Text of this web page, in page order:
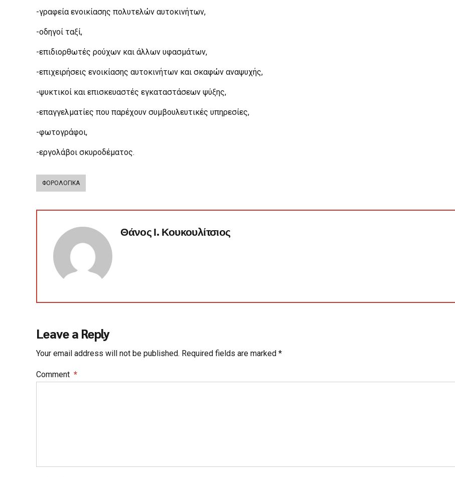
-γραφεία ενοικίασης πολυτελών αυτοκινήτων,
-οδηγοί ταξί,
-επιδιορθωτές ρούχων και άλλων υφασμάτων,
-επιχειρήσεις ενοικίασης αυτοκινήτων και σκαφών αναψυχής,
-ψυκτικοί και επισκευαστές εγκαταστάσεων ψύξης,
-επαγγελματίες που παρέχουν συμβουλευτικές υπηρεσίες,
-φωτογράφοι,
-εργολάβοι σκυροδέματος.
ΦΟΡΟΛΟΓΙΚΑ
Θάνος Ι. Κουκουλίτσιος
Leave a Reply
Your email address will not be published. Required fields are marked *
Comment *